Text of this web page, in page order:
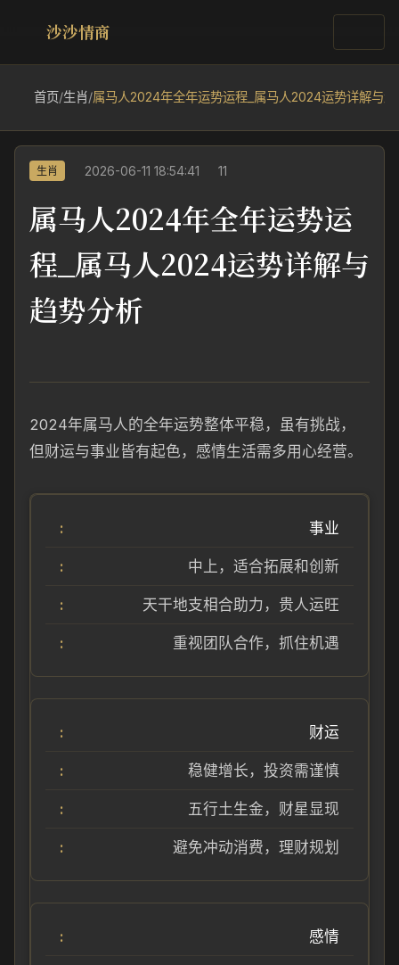
沙沙情商
首页/生肖/属马人2024年全年运势运程_属马人2024运势详解与
生肖 2026-06-11 18:54:41 11
属马人2024年全年运势运
程_属马人2024运势详解与
趋势分析
2024年属马人的全年运势整体平稳，虽有挑战，
但财运与事业皆有起色，感情生活需多用心经营。
事业
中上，适合拓展和创新
天干地支相合助力，贵人运旺
重视团队合作，抓住机遇
财运
稳健增长，投资需谨慎
五行土生金，财星显现
避免冲动消费，理财规划
感情